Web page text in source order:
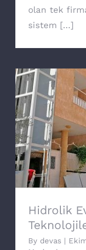
olan tek
sistem [...]
Hidrolik
Hidrolik
By devas |